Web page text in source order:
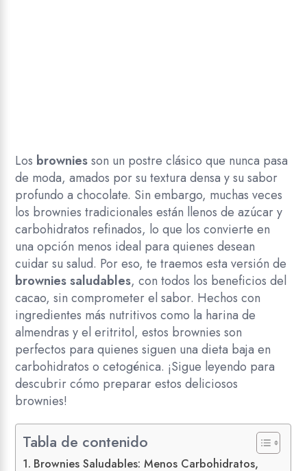
Los browniesson un postre clásico que nunca pasa
de moda, amados por su textura densa y su sabor
profundo a chocolate. Sin embargo, muchas veces
los brownies tradicionales están llenos de azúcar y
carbohidratos refinados, lo que los convierte en
una opción menos ideal para quienes desean
cuidar su salud. Por eso, te traemos esta versión de
brownies saludables, con todos los beneficios del
cacao, sin comprometer el sabor. Hechos con
ingredientes más nutritivos como la harina de
almendras y el eritritol, estos brownies son
perfectos para quienes siguen una dieta baja en
carbohidratos o cetogénica. ¡Sigue leyendo para
descubrir cómo preparar estos deliciosos
brownies!
Tabla de contenido
Brownies Saludables: Menos Carbohidratos,